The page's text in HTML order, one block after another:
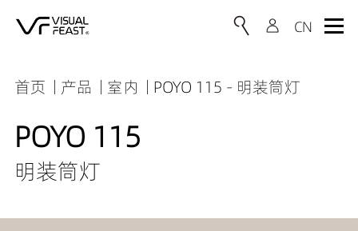
首页 产品 室内 POYO 115 - 明装筒灯
POYO 115
明装筒灯